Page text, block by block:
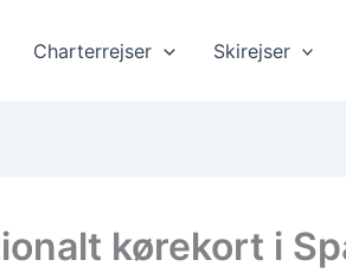
Charterrejser Skirejser
kørekort i